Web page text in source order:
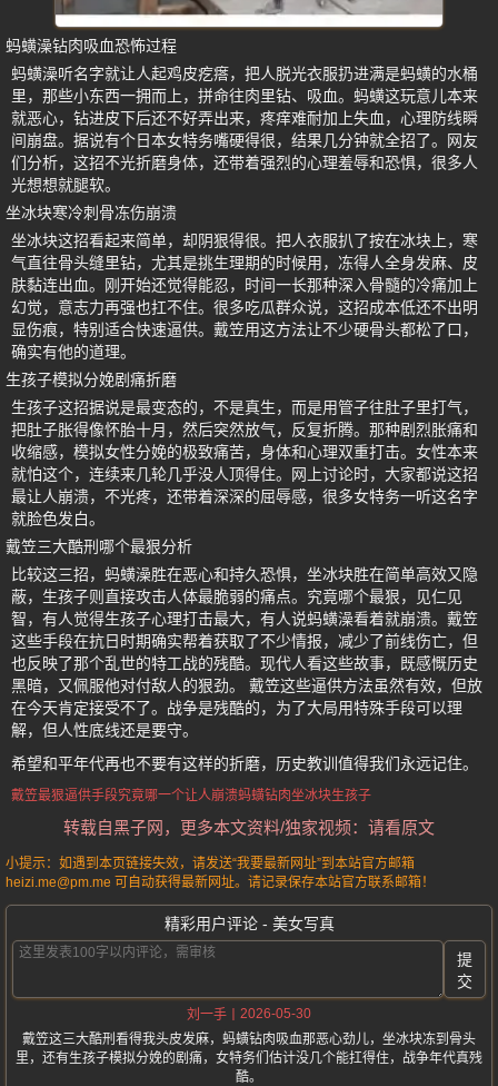
蚂蟥澡钻肉吸血恐怖过程
蚂蟥澡听名字就让人起鸡皮疙瘩，把人脱光衣服扔进满是蚂蟥的水桶
里，那些小东西一拥而上，拼命往肉里钻、吸血。蚂蟥这玩意儿本来
就恶心，钻进皮下后还不好弄出来，疼痒难耐加上失血，心理防线瞬
间崩盘。据说有个日本女特务嘴硬得很，结果几分钟就全招了。网友
们分析，这招不光折磨身体，还带着强烈的心理羞辱和恐惧，很多人
光想想就腿软。
坐冰块寒冷刺骨冻伤崩溃
坐冰块这招看起来简单，却阴狠得很。把人衣服扒了按在冰块上，寒
气直往骨头缝里钻，尤其是挑生理期的时候用，冻得人全身发麻、皮
肤黏连出血。刚开始还觉得能忍，时间一长那种深入骨髓的冷痛加上
幻觉，意志力再强也扛不住。很多吃瓜群众说，这招成本低还不出明
显伤痕，特别适合快速逼供。戴笠用这方法让不少硬骨头都松了口，
确实有他的道理。
生孩子模拟分娩剧痛折磨
生孩子这招据说是最变态的，不是真生，而是用管子往肚子里打气，
把肚子胀得像怀胎十月，然后突然放气，反复折腾。那种剧烈胀痛和
收缩感，模拟女性分娩的极致痛苦，身体和心理双重打击。女性本来
就怕这个，连续来几轮几乎没人顶得住。网上讨论时，大家都说这招
最让人崩溃，不光疼，还带着深深的屈辱感，很多女特务一听这名字
就脸色发白。
戴笠三大酷刑哪个最狠分析
比较这三招，蚂蟥澡胜在恶心和持久恐惧，坐冰块胜在简单高效又隐
蔽，生孩子则直接攻击人体最脆弱的痛点。究竟哪个最狠，见仁见
智，有人觉得生孩子心理打击最大，有人说蚂蟥澡看着就崩溃。戴笠
这些手段在抗日时期确实帮着获取了不少情报，减少了前线伤亡，但
也反映了那个乱世的特工战的残酷。现代人看这些故事，既感慨历史
黑暗，又佩服他对付敌人的狠劲。 戴笠这些逼供方法虽然有效，但放
在今天肯定接受不了。战争是残酷的，为了大局用特殊手段可以理
解，但人性底线还是要守。
希望和平年代再也不要有这样的折磨，历史教训值得我们永远记住。
戴笠最狠逼供手段究竟哪一个让人崩溃蚂蟥钻肉坐冰块生孩子
转载自黑子网，更多本文资料/独家视频：请看原文
小提示：如遇到本页链接失效，请发送“我要最新网址”到本站官方邮箱
heizi.me@pm.me 可自动获得最新网址。请记录保存本站官方联系邮箱！
精彩用户评论 - 美女写真
提
交
刘一手
2026-05-30
戴笠这三大酷刑看得我头皮发麻，蚂蟥钻肉吸血那恶心劲儿，坐冰块冻到骨头
里，还有生孩子模拟分娩的剧痛，女特务们估计没几个能扛得住，战争年代真残
酷。